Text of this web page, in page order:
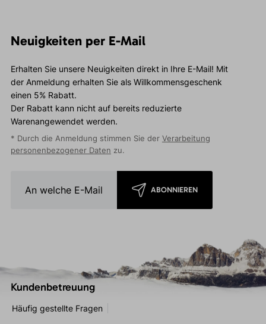
Neuigkeiten per E-Mail
Erhalten Sie unsere Neuigkeiten direkt in Ihre E-Mail! Mit
der Anmeldung erhalten Sie als Willkommensgeschenk
einen 5% Rabatt.
Der Rabatt kann nicht auf bereits reduzierte
Warenangewendet werden.
* Durch die Anmeldung stimmen Sie der Verarbeitung
personenbezogener Daten zu.
ABONNIEREN
Kundenbetreuung
Häufig gestellte Fragen